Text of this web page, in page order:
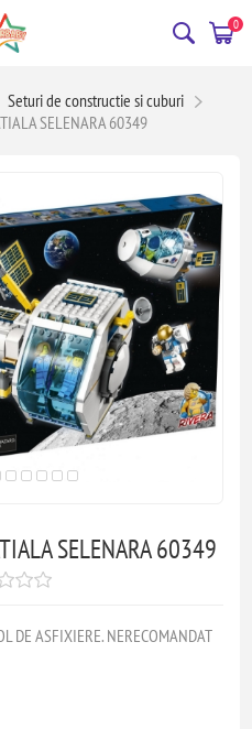
0
Seturi de constructie si cuburi
SELENARA 60349
SELENARA 60349
DE ASFIXIERE. NERECOMANDAT